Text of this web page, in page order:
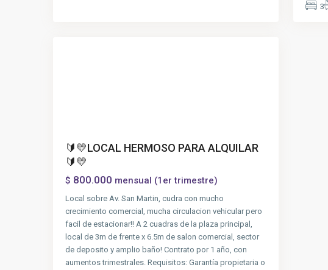
3
🔰💛LOCAL HERMOSO PARA ALQUILAR
🔰💛
$ 800.000 mensual (1er trimestre)
Local sobre Av. San Martin, cudra con mucho
crecimiento comercial, mucha circulacion vehicular pero
facil de estacionar!! A 2 cuadras de la plaza principal,
local de 3m de frente x 6.5m de salon comercial, sector
de deposito y amplio baño! Contrato por 1 año, con
aumentos trimestrales. Requisitos: Garantía propietaria o